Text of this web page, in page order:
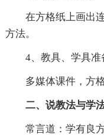
在方格纸上画出
方法。
4、教具、学具准
多媒体课件，方
二、说教法与学法
常言道：学有良